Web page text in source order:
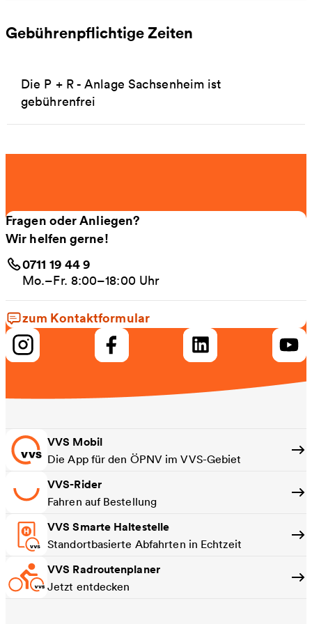
Gebührenpflichtige Zeiten
Die P + R - Anlage Sachsenheim ist
gebührenfrei
Fragen oder Anliegen?
Wir helfen gerne!
0711 19 44 9
Mo.–Fr. 8:00–18:00 Uhr
zum Kontaktformular
VVS Mobil
Die App für den ÖPNV im VVS-Gebiet
VVS-Rider
Fahren auf Bestellung
VVS Smarte Haltestelle
Standortbasierte Abfahrten in Echtzeit
VVS Radroutenplaner
Jetzt entdecken